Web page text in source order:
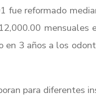
reformado
3 años a los
para diferentes